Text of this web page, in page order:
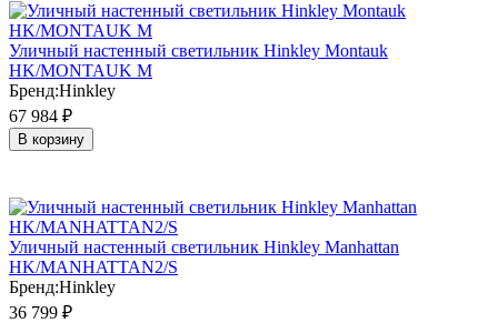
Уличный настенный светильник Hinkley Montauk
HK/MONTAUK M
Бренд:Hinkley
67 984 ₽
В корзину
Уличный настенный светильник Hinkley Manhattan
HK/MANHATTAN2/S
Бренд:Hinkley
36 799 ₽